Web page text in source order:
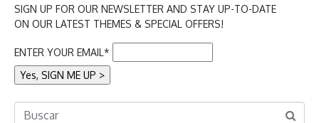
SIGN UP FOR OUR NEWSLETTER AND STAY UP-TO-DATE
ON OUR LATEST THEMES & SPECIAL OFFERS!
ENTER YOUR EMAIL*